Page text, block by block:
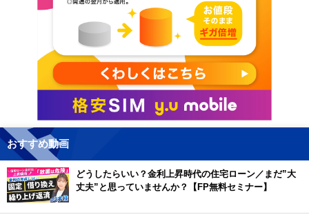
おすすめ動画
どうしたらいい？金利上昇時代の住宅ローン／まだ”大
丈夫”と思っていませんか？【FP無料セミナー】